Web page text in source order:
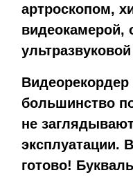
артроскопом,
видеокамерой,
Видеорекордер
большинство
не
эксплуатации.
готово!